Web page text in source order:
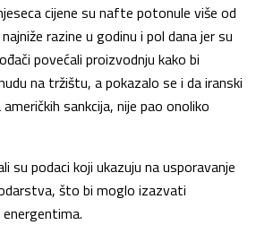
cijene su nafte potonule više od
razine u godinu i pol dana jer su
povećali proizvodnju kako bi
na tržištu, a pokazalo se i da iranski
sankcija, nije pao onoliko
su podaci koji ukazuju na usporavanje
što bi moglo izazvati